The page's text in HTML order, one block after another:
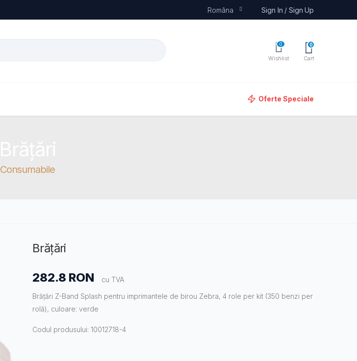
Româna Sign In / Sign Up
0
Wishlist
0
Cart
Oferte Speciale
Consumabile
Brățări
282.8 RON
cu TVA
Brățări Z-Band Splash pentru imprimantele de birou Zebra, 4 role per kit (350 benzi per
rolă), culoare: verde
Codul produsului: 10012718-4